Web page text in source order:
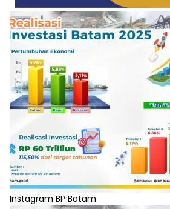
Instagram BP Batam